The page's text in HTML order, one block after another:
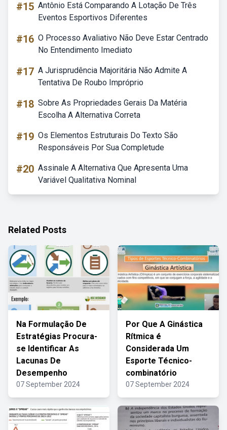
#15 Antônio Está Comparando A Lotação De Três
Eventos Esportivos Diferentes
#16 O Processo Avaliativo Não Deve Estar Centrado
No Entendimento Imediato
#17 A Jurisprudência Majoritária Não Admite A
Tentativa De Roubo Impróprio
#18 Sobre As Propriedades Gerais Da Matéria
Escolha A Alternativa Correta
#19 Os Elementos Estruturais Do Texto São
Responsáveis Por Sua Completude
#20 Assinale A Alternativa Que Apresenta Uma
Variável Qualitativa Nominal
Related Posts
Na Formulação De
Estratégias Procura-
se Identificar As
Lacunas De
Desempenho
07 September 2024
Por Que A Ginástica
Rítmica é
Considerada Um
Esporte Técnico-
combinatório
07 September 2024